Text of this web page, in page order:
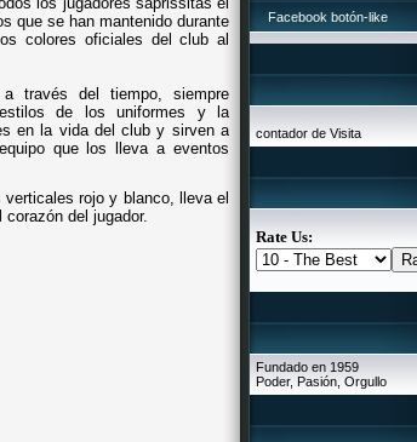
que se han mantenido durante
colores oficiales del club al
través del tiempo, siempre
de los uniformes y la
en la vida del club y sirven a
que los lleva a eventos
rojo y blanco, lleva el
del jugador.
Facebook botón-like
contador de Visita
Rate Us:
Fundado en 1959
Poder, Pasión, Orgullo